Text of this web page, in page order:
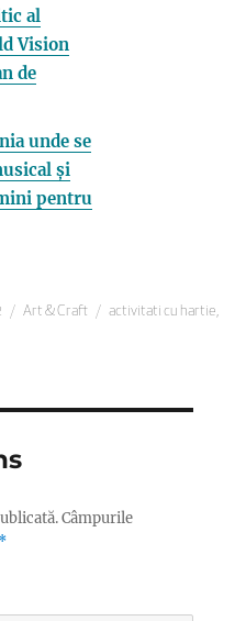
al
Vision
de
unde se
și
pentru
Categorii
Art & Craft Etichete
activitati cu hartie,
Câmpurile
*